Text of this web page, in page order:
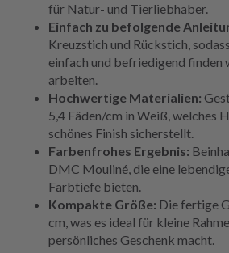
für Natur- und Tierliebhaber.
Einfach zu befolgende
Kreuzstich und Rückstich,
einfach und befriedigend finden
arbeiten.
Hochwertige Materialien:
5,4 Fäden/cm in Weiß, welches
schönes Finish sicherstellt.
Farbenfrohes Ergebnis:
DMC Mouliné, die eine
Farbtiefe bieten.
Kompakte Größe: Die fertige
cm, was es ideal für kleine
persönliches Geschenk macht.